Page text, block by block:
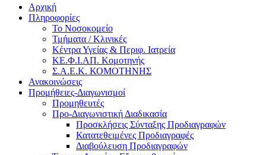
Αρχική
Πληροφορίες
Το Νοσοκομείο
Τμήματα / Κλινικές
Κέντρα Υγείας & Περιφ. Ιατρεία
ΚΕ.Φ.Ι.ΑΠ. Κομοτηνής
Σ.Α.Ε.Κ. ΚΟΜΟΤΗΝΗΣ
Ανακοινώσεις
Προμήθειες-Διαγωνισμοί
Προμηθευτές
Προ-Διαγωνιστική Διαδικασία
Προσκλήσεις Σύνταξης Προδιαγραφών
Κατατεθειμένες Προδιαγραφές
Διαβούλευση Προδιαγραφών